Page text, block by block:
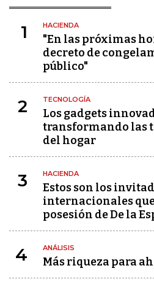
1 HACIENDA
"En las próximas
decreto de
público"
2 TECNOLOGÍA
Los gadgets
transformando las
del hogar
3 HACIENDA
Estos son los
internacionales
posesión de De la
4 ANÁLISIS
Más riqueza para